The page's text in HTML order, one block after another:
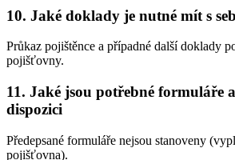
10. Jaké doklady je nutné mít s
Průkaz pojištěnce a případné další doklady
pojišťovny.
11. Jaké jsou potřebné formuláře
dispozici
Předepsané formuláře nejsou stanoveny
pojišťovna).